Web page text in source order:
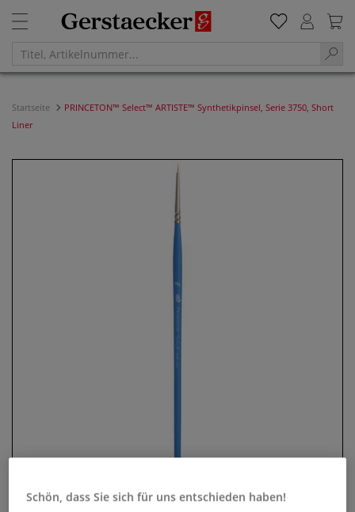
Startseite
PRINCETON™ Select™ ARTISTE™ Synthetikpinsel, Serie 3750, Short
Liner
Schön, dass Sie sich für uns entschieden haben!